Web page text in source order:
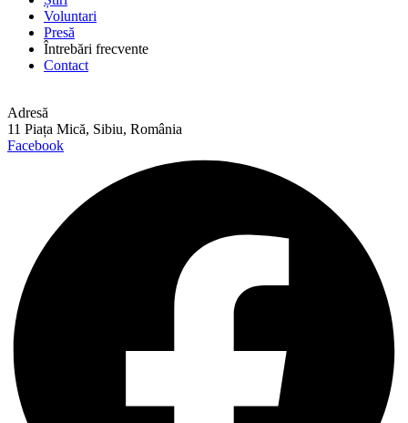
Voluntari
Presă
Întrebări frecvente
Contact
Adresă
11 Piața Mică, Sibiu, România
Facebook